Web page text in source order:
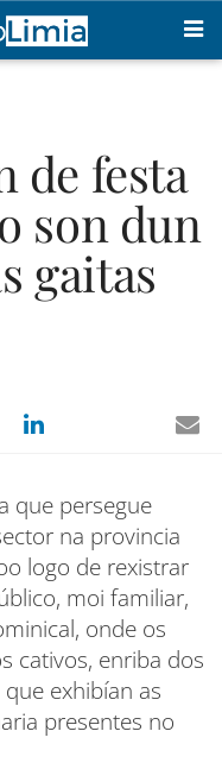
de festa
son dun
gaitas
que persegue
na provincia
logo de rexistrar
moi familiar,
onde os
cativos, enriba dos
exhibían as
presentes no